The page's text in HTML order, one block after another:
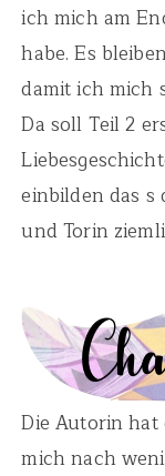
ich mich am
habe. Es
damit ich mich
Da soll Teil 2
einbilden das s
und Torin
Die Autorin hat
mich nach